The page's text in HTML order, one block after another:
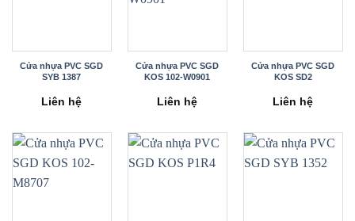
Cửa nhựa PVC SGD
SYB 1387
Liên hệ
Cửa nhựa PVC SGD
KOS 102-W0901
Liên hệ
Cửa nhựa PVC SGD
KOS SD2
Liên hệ